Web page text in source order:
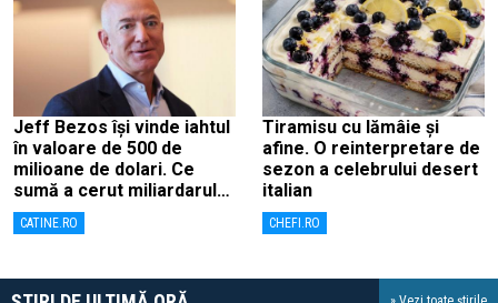
Jeff Bezos își vinde iahtul
în valoare de 500 de
milioane de dolari. Ce
sumă a cerut miliardarul
pentru nava sa, Koru
CATINE.RO
Tiramisu cu lămâie și
afine. O reinterpretare de
sezon a celebrului desert
italian
CHEFI.RO